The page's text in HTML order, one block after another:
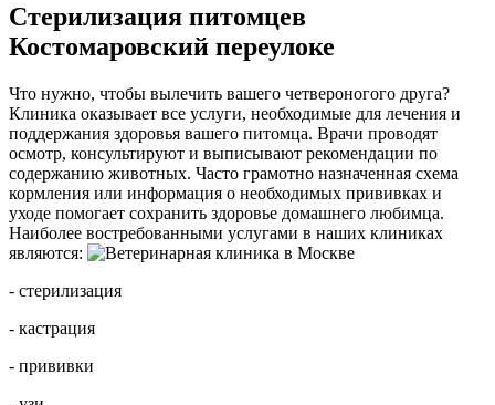
Стерилизация питомцев
Костомаровский переулоке
Что нужно, чтобы вылечить вашего четвероногого друга?
Клиника оказывает все услуги, необходимые для лечения и
поддержания здоровья вашего питомца. Врачи проводят
осмотр, консультируют и выписывают рекомендации по
содержанию животных. Часто грамотно назначенная схема
кормления или информация о необходимых прививках и
уходе помогает сохранить здоровье домашнего любимца.
Наиболее востребованными услугами в наших клиниках
являются:
- стерилизация
- кастрация
- прививки